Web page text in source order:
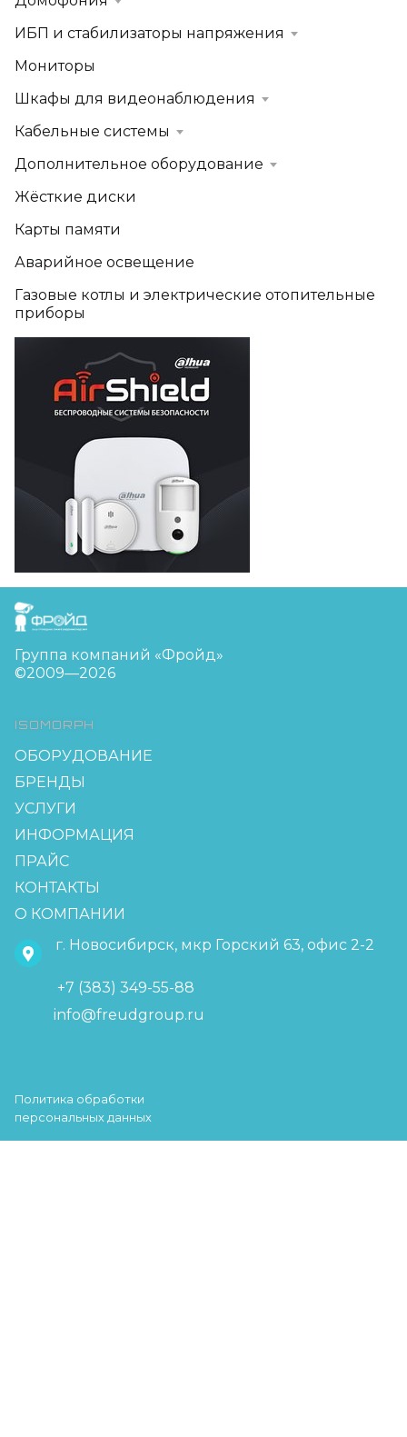
ИБП и стабилизаторы напряжения
Мониторы
Шкафы для видеонаблюдения
Кабельные системы
Дополнительное оборудование
Жёсткие диски
Карты памяти
Аварийное освещение
Газовые котлы и электрические отопительные
приборы
FreudGroup
Группа компаний «Фройд»
©2009—2026
ISOMORPH
ОБОРУДОВАНИЕ
БРЕНДЫ
УСЛУГИ
ИНФОРМАЦИЯ
ПРАЙС
КОНТАКТЫ
О КОМПАНИИ
г. Новосибирск, мкр Горский 63, офис 2-2
+7 (383) 349-55-88
info@freudgroup.ru
Политика обработки
персональных данных